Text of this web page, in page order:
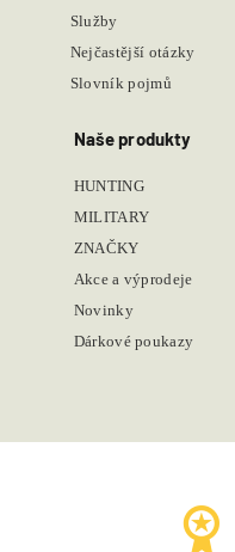
Služby
Nejčastější otázky
Slovník pojmů
Naše produkty
HUNTING
MILITARY
ZNAČKY
Akce a výprodeje
Novinky
Dárkové poukazy